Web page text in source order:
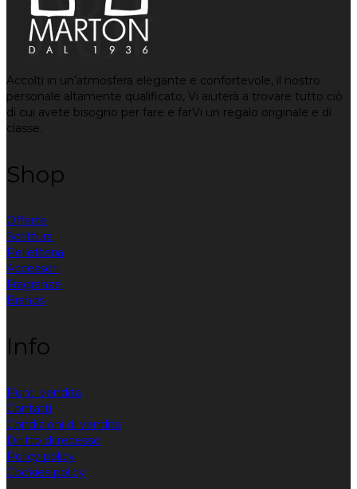
Accolti in un’atmosfera elegante e confortevole, il nostro
personale altamente qualificato, Vi aiuterà a trovare tutto ciò
di cui avete bisogno per fare e farVi un regalo originale e di
classe.
Shop
Offerte
Scrittura
Pelletteria
Accessori
Fragranze
Brands
Info
Punti vendita
Contatti
Condizioni di vendita
Diritto di recesso
Policy policy
Cookies policy